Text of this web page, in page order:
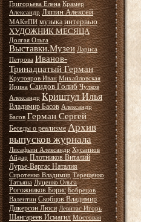
Григорьева Елена Крамер
Александр Ляпин Алексей
МАКиПИ музыка интервью
ХУДОЖНИК МЕСЯЦА
Долгая Ольга
Выставки.Музеи Лариса
Петрова Иванов-
Тринадцатый Герман
Крутояров Иван Михайловская
Ирина Саидов Голиб Чулков
Александр Криштул Илья
Владимир Басов Александр
Басов Герман Сергей
Беседы о реализме Архив
выпусков журнала
Лисафьин Александр Хусаинов
Айдар Плотников Виталий
Лурье-Варгас Наталия
Сиротенко Владимир Терещенко
Татьяна Луценко Ольга
Рогожников Борис Бобрецов
Валентин Скобцов Владимир
Дикерсон Люси Левитас Игорь
Шангареев Исмагил Мостовая